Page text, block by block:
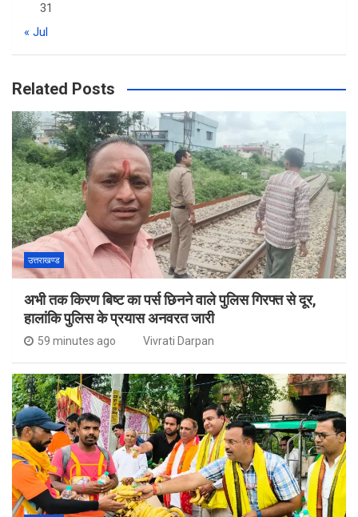
31
« Jul
Related Posts
उत्तराखण्ड
अभी तक किरण बिष्ट का पर्स छिनने वाले पुलिस गिरफ्त से दूर,
हालांकि पुलिस के प्रयास अनवरत जारी
59 minutes ago Vivrati Darpan